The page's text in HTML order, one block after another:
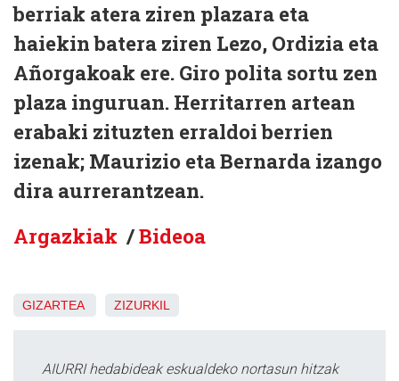
berriak atera ziren plazara eta
haiekin batera ziren Lezo, Ordizia eta
Añorgakoak ere. Giro polita sortu zen
plaza inguruan. Herritarren artean
erabaki zituzten erraldoi berrien
izenak; Maurizio eta Bernarda izango
dira aurrerantzean.
Argazkiak /Bideoa
GIZARTEA ZIZURKIL
AIURRI hedabideak eskualdeko nortasun hitzak